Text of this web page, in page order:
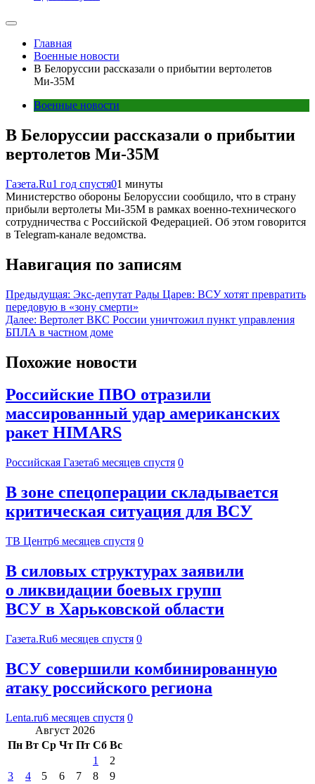
Главная
Военные новости
В Белоруссии рассказали о прибытии вертолетов
Ми-35М
Военные новости
В Белоруссии рассказали о прибытии
вертолетов Ми-35М
Газета.Ru1 год спустя01 минуты
Министерство обороны Белоруссии сообщило, что в страну
прибыли вертолеты Ми-35М в рамках военно-технического
сотрудничества с Российской Федерацией. Об этом говорится
в Telegram-канале ведомства.
Навигация по записям
Предыдущая: Экс-депутат Рады Царев: ВСУ хотят превратить
передовую в «зону смерти»
Далее: Вертолет ВКС России уничтожил пункт управления
БПЛА в частном доме
Похожие новости
Российские ПВО отразили
массированный удар американских
ракет HIMARS
Российская Газета6 месяцев спустя 0
В зоне спецоперации складывается
критическая ситуация для ВСУ
ТВ Центр6 месяцев спустя 0
В силовых структурах заявили
о ликвидации боевых групп
ВСУ в Харьковской области
Газета.Ru6 месяцев спустя 0
ВСУ совершили комбинированную
атаку российского региона
Lenta.ru6 месяцев спустя 0
Август 2026
Пн Вт Ср Чт Пт Сб Вс
1
2
3
4 5 6 7 8
9